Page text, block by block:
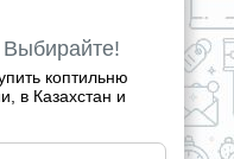
коптильню
в Казахстан и